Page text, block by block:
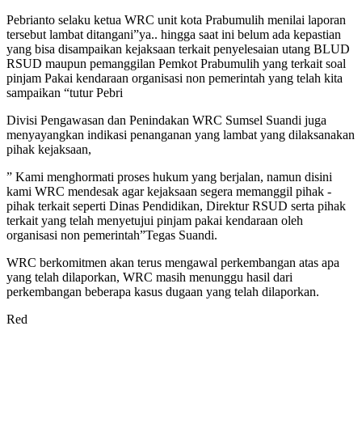
Pebrianto selaku ketua WRC unit kota Prabumulih menilai laporan
tersebut lambat ditangani”ya.. hingga saat ini belum ada kepastian
yang bisa disampaikan kejaksaan terkait penyelesaian utang BLUD
RSUD maupun pemanggilan Pemkot Prabumulih yang terkait soal
pinjam Pakai kendaraan organisasi non pemerintah yang telah kita
sampaikan “tutur Pebri
Divisi Pengawasan dan Penindakan WRC Sumsel Suandi juga
menyayangkan indikasi penanganan yang lambat yang dilaksanakan
pihak kejaksaan,
” Kami menghormati proses hukum yang berjalan, namun disini
kami WRC mendesak agar kejaksaan segera memanggil pihak -
pihak terkait seperti Dinas Pendidikan, Direktur RSUD serta pihak
terkait yang telah menyetujui pinjam pakai kendaraan oleh
organisasi non pemerintah”Tegas Suandi.
WRC berkomitmen akan terus mengawal perkembangan atas apa
yang telah dilaporkan, WRC masih menunggu hasil dari
perkembangan beberapa kasus dugaan yang telah dilaporkan.
Red